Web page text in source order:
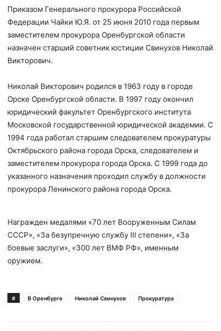
Приказом Генерального прокурора Российской
Федерации Чайки Ю.Я. от 25 июня 2010 года первым
заместителем прокурора Оренбургской области
назначен старший советник юстиции Свинухов Николай
Викторович.
Николай Викторович родился в 1963 году в городе
Орске Оренбургской области. В 1997 году окончил
юридический факультет Оренбургского института
Московской государственной юридической академии. С
1994 года работал старшим следователем прокуратуры
Октябрьского района города Орска, следователем и
заместителем прокурора города Орска. С 1999 года до
указанного назначения проходил службу в должности
прокурора Ленинского района города Орска.
Награжден медалями «70 лет Вооруженным Силам
СССР», «За безупречную службу III степени», «За
боевые заслуги», «300 лет ВМФ РФ», именным
оружием.
# В Оренбурге Николай Свинухов Прокуратура